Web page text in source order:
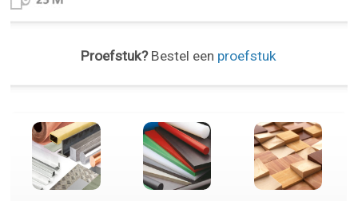
Proefstuk?Bestel een proefstuk